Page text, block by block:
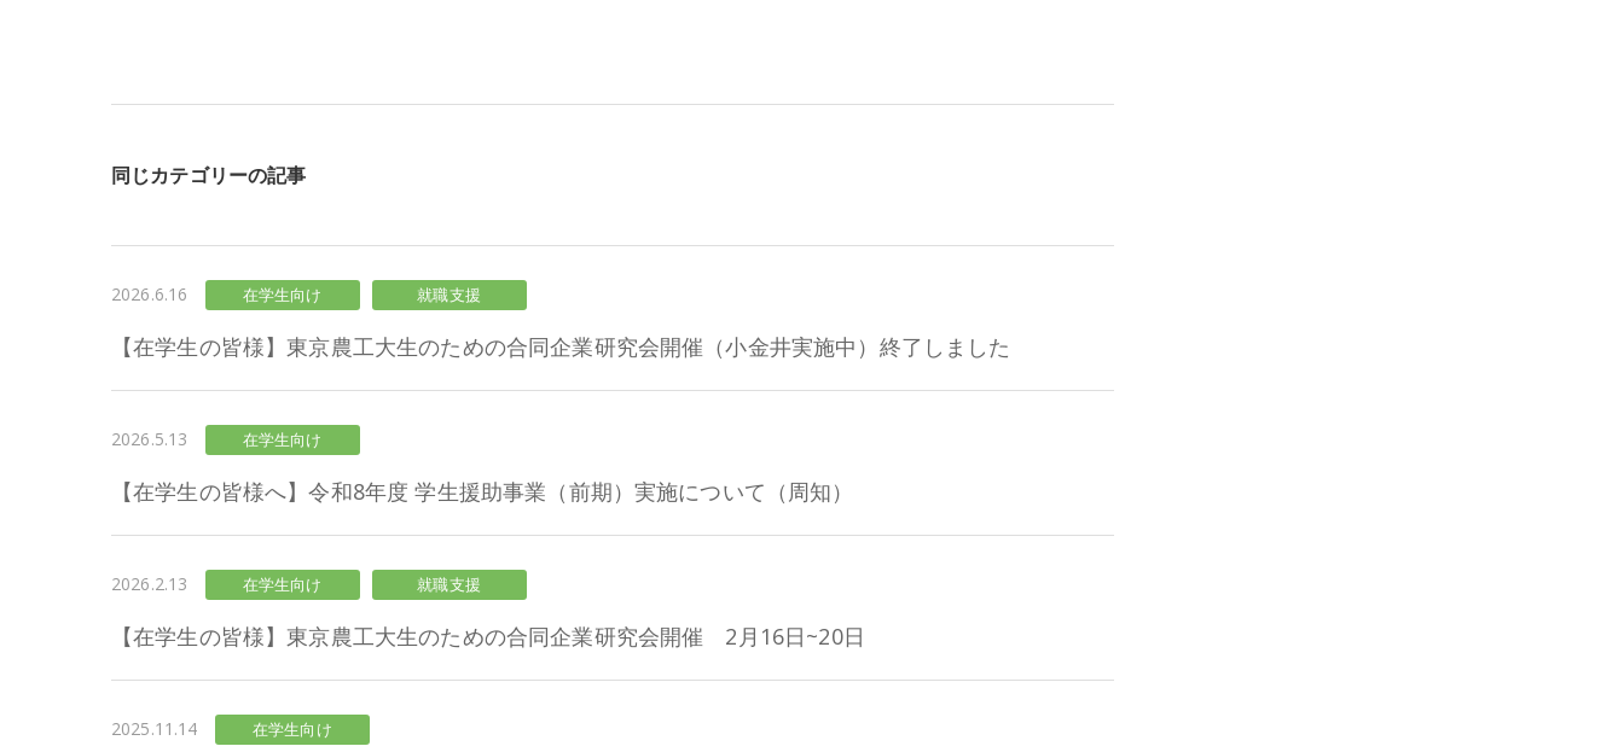
同じカテゴリーの記事
2026.6.16 在学生向け 就職支援
【在学生の皆様】東京農工大生のための合同企業研究会開催（小金井実施中）終了しました
2026.5.13 在学生向け
【在学生の皆様へ】令和8年度 学生援助事業（前期）実施について（周知）
2026.2.13 在学生向け 就職支援
【在学生の皆様】東京農工大生のための合同企業研究会開催 2月16日~20日
2025.11.14 在学生向け